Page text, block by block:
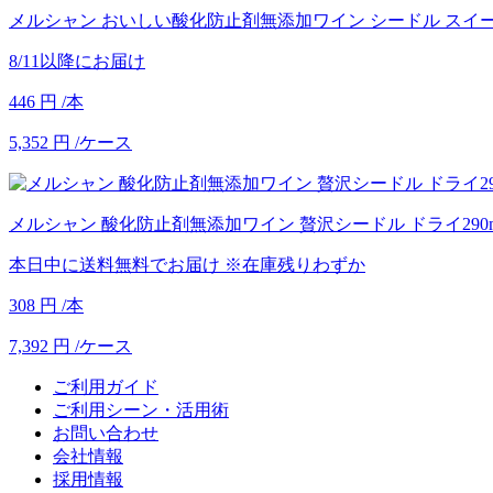
メルシャン おいしい酸化防止剤無添加ワイン シードル スイ
8/11以降にお届け
446 円 /本
5,352 円 /ケース
メルシャン 酸化防止剤無添加ワイン 贅沢シードル ドライ
本日中に送料無料でお届け ※在庫残りわずか
308 円 /本
7,392 円 /ケース
ご利用ガイド
ご利用シーン・活用術
お問い合わせ
会社情報
採用情報